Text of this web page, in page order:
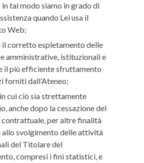
tal modo siamo in grado di
quando Lei usa il
Web;
il corretto espletamento delle
amministrative, istituzionali e
il più efficiente sfruttamento
forniti dall’Ateneo;
cui ciò sia strettamente
anche dopo la cessazione del
per altre finalità
allo svolgimento delle attività
del Titolare del
compresi i fini statistici, e